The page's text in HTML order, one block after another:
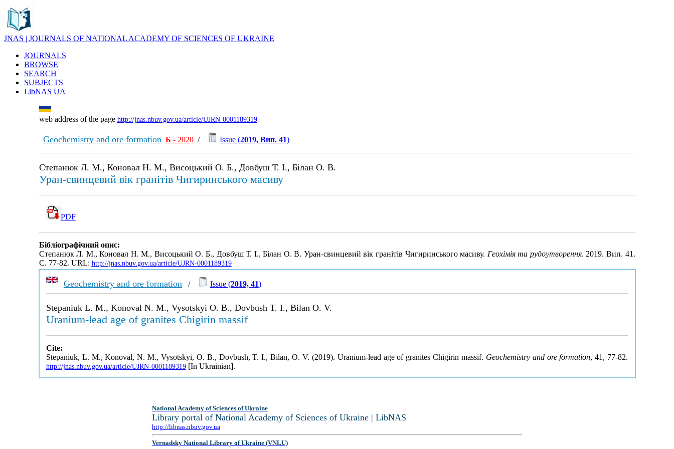
JNAS | JOURNALS OF NATIONAL ACADEMY OF SCIENCES OF UKRAINE
JOURNALS
BROWSE
SEARCH
SUBJECTS
LibNAS UA
web address of the page http://jnas.nbuv.gov.ua/article/UJRN-0001189319
Geochemistry and ore formation Б - 2020/ Issue (2019, Вип. 41)
Степанюк Л. М., Коновал Н. М., Висоцький О. Б., Довбуш Т. І., Білан О. В.
Уран-свинцевий вік гранітів Чигиринського масиву
PDF
Бібліографічний опис:
Степанюк Л. М., Коновал Н. М., Висоцький О. Б., Довбуш Т. І., Білан О. В. Уран-свинцевий вік гранітів Чигиринського масиву. Геохімія та рудоутворення. 2019. Вип. 41.
С. 77-82. URL: http://jnas.nbuv.gov.ua/article/UJRN-0001189319
Geochemistry and ore formation / Issue (2019, 41)
Stepaniuk L. M., Konoval N. M., Vysotskyi O. B., Dovbush T. I., Bilan O. V.
Uranium-lead age of granites Chigirin massif
Cite:
Stepaniuk, L. M., Konoval, N. M., Vysotskyi, O. B., Dovbush, T. I., Bilan, O. V. (2019). Uranium-lead age of granites Chigirin massif. Geochemistry and ore formation, 41, 77-82.
http://jnas.nbuv.gov.ua/article/UJRN-0001189319[In Ukrainian].
National Academy of Sciences of Ukraine
Library portal of National Academy of Sciences of Ukraine | LibNAS
http://libnas.nbuv.gov.ua
Vernadsky National Library of Ukraine (VNLU)